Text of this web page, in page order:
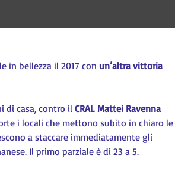
in bellezza il 2017 con un’altra vittoria
di casa, contro il CRAL Mattei Ravenna
i locali che mettono subito in chiaro le
a staccare immediatamente gli
Il primo parziale è di 23 a 5.